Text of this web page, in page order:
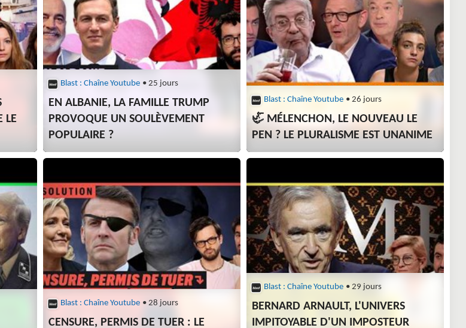
LE
Blast : Chaîne Youtube • 25 jours
EN ALBANIE, LA FAMILLE TRUMP
PROVOQUE UN SOULÈVEMENT
POPULAIRE ?
Blast : Chaîne Youtube • 26 jours
🦏 MÉLENCHON, LE NOUVEAU LE
PEN ? LE PLURALISME EST UNANIME
Blast : Chaîne Youtube • 28 jours
CENSURE, PERMIS DE TUER : LE
Blast : Chaîne Youtube • 29 jours
BERNARD ARNAULT, L'UNIVERS
IMPITOYABLE D'UN IMPOSTEUR